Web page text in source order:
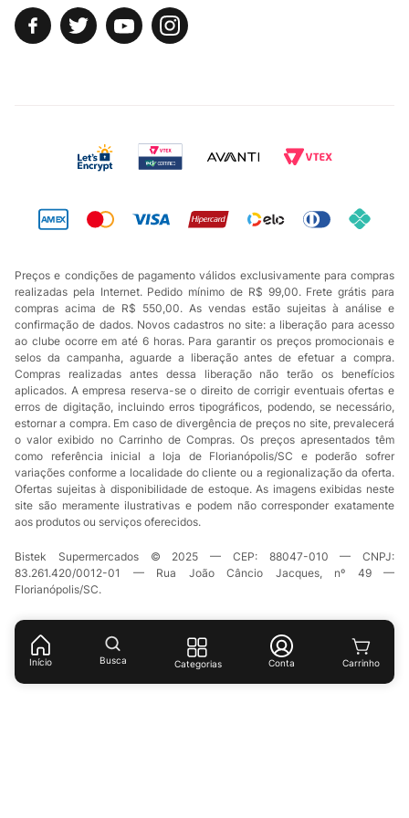
Início Busca Categorias Conta
Preços e condições de pagamento válidos exclusivamente para compras
realizadas pela Internet. Pedido mínimo de R$ 99,00. Frete grátis para
compras acima de R$ 550,00. As vendas estão sujeitas à análise e
confirmação de dados. Novos cadastros no site: a liberação para acesso
ao clube ocorre em até 6 horas. Para garantir os preços promocionais e
selos da campanha, aguarde a liberação antes de efetuar a compra.
Compras realizadas antes dessa liberação não terão os benefícios
aplicados. A empresa reserva-se o direito de corrigir eventuais ofertas e
erros de digitação, incluindo erros tipográficos, podendo, se necessário,
estornar a compra. Em caso de divergência de preços no site, prevalecerá
o valor exibido no Carrinho de Compras. Os preços apresentados têm
como referência inicial a loja de Florianópolis/SC e poderão sofrer
variações conforme a localidade do cliente ou a regionalização da oferta.
Ofertas sujeitas à disponibilidade de estoque. As imagens exibidas neste
site são meramente ilustrativas e podem não corresponder exatamente
aos produtos ou serviços oferecidos.
Bistek Supermercados © 2025 — CEP: 88047-010 — CNPJ:
83.261.420/0012-01 — Rua João Câncio Jacques, nº 49 —
Florianópolis/SC.